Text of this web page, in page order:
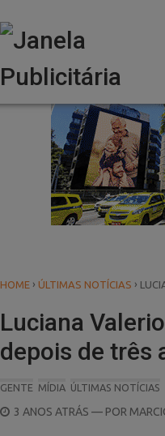
HOME › ÚLTIMAS NOTÍCIAS ›
Luciana
depois de três
GENTE MÍDIA ÚLTIMAS NOTÍCIAS
POSTED
3 ANOS ATRÁS — POR